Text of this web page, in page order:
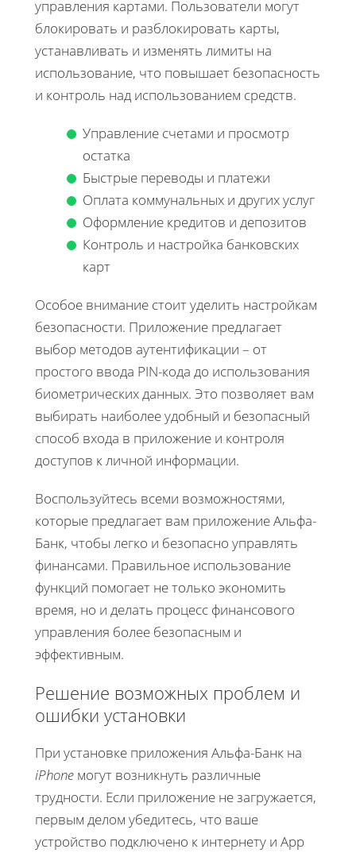
управления картами. Пользователи могут
блокировать и разблокировать карты,
устанавливать и изменять лимиты на
использование, что повышает безопасность
и контроль над использованием средств.
Управление счетами и просмотр
остатка
Быстрые переводы и платежи
Оплата коммунальных и других услуг
Оформление кредитов и депозитов
Контроль и настройка банковских
карт
Особое внимание стоит уделить настройкам
безопасности. Приложение предлагает
выбор методов аутентификации – от
простого ввода PIN-кода до использования
биометрических данных. Это позволяет вам
выбирать наиболее удобный и безопасный
способ входа в приложение и контроля
доступов к личной информации.
Воспользуйтесь всеми возможностями,
которые предлагает вам приложение Альфа-
Банк, чтобы легко и безопасно управлять
финансами. Правильное использование
функций помогает не только экономить
время, но и делать процесс финансового
управления более безопасным и
эффективным.
Решение возможных проблем и
ошибки установки
При установке приложения Альфа-Банк на
iPhone могут возникнуть различные
трудности. Если приложение не загружается,
первым делом убедитесь, что ваше
устройство подключено к интернету и App